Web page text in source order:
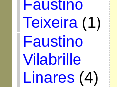
Faustino
Teixeira(1)
Faustino
Vilabrille
Linares (4)